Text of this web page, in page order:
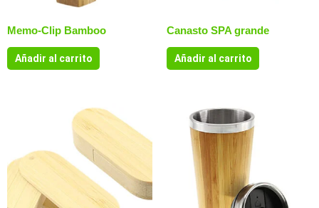
Memo-Clip Bamboo
Añadir al carrito
Canasto SPA grande
Añadir al carrito